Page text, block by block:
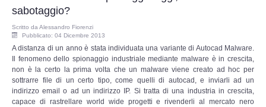
Copia/Acquisizione Forense Web
Indagini persone scomparse
Remote Digital Forensics
Acquisizione Forense remota
sabotaggio?
Scritto daAlessandro Fiorenzi
Pubblicato: 04 Dicembre 2013
A distanza di un anno è stata individuata una variante di Autocad Malware.
Il fenomeno dello spionaggio industriale mediante malware è in crescita,
non è la certo la prima volta che un malware viene creato ad hoc per
sottrarre file di un certo tipo, come quelli di autocad, e inviarli ad un
indirizzo email o ad un indirizzo IP. Si tratta di una industria in crescita,
capace di rastrellare world wide progetti e rivenderli al mercato nero